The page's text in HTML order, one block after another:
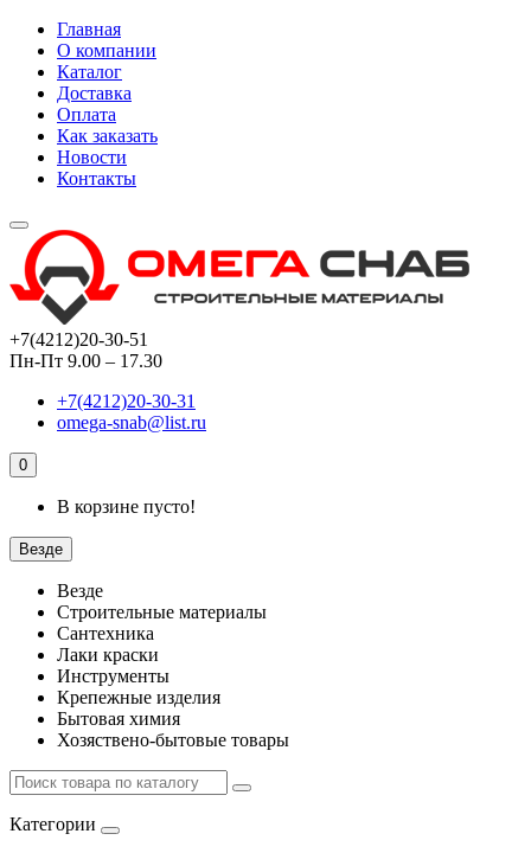
Главная
О компании
Каталог
Доставка
Оплата
Как заказать
Новости
Контакты
+7(4212)20-30-51
Пн-Пт 9.00 – 17.30
+7(4212)20-30-31
omega-snab@list.ru
0
В корзине пусто!
Везде
Везде
Строительные материалы
Сантехника
Лаки краски
Инструменты
Крепежные изделия
Бытовая химия
Хозяствено-бытовые товары
Категории